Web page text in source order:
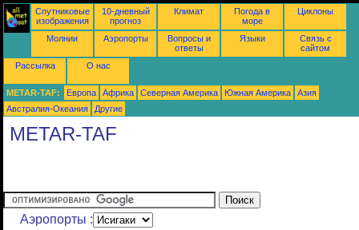
Спутниковые
изображения
10-дневный
прогноз
Климат
Погода в
море
Циклоны
Молнии Аэропорты
Вопросы и
ответы
Языки
Связь с
сайтом
Рассылка
О нас
METAR-TAF: Европа Африка Северная Америка Южная Америка
Азия
Австралия-Океания
Другие
METAR-TAF
Аэропорты :